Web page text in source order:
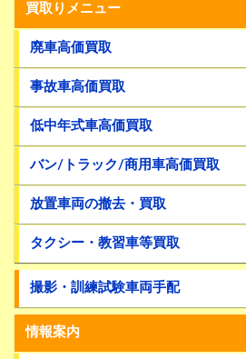
買取りメニュー
廃車高価買取
事故車高価買取
低中年式車高価買取
バン/トラック/商用車高価買取
放置車両の撤去・買取
タクシー・教習車等買取
撮影・訓練試験車両手配
情報案内